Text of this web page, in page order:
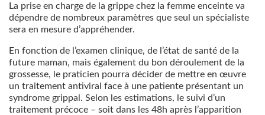
La prise en charge de la grippe chez la femme enceinte va
dépendre de nombreux paramètres que seul un spécialiste
sera en mesure d’appréhender.
En fonction de l’examen clinique, de l’état de santé de la
future maman, mais également du bon déroulement de la
grossesse, le praticien pourra décider de mettre en œuvre
un traitement antiviral face à une patiente présentant un
syndrome grippal. Selon les estimations, le suivi d’un
traitement précoce – soit dans les 48h après l’apparition